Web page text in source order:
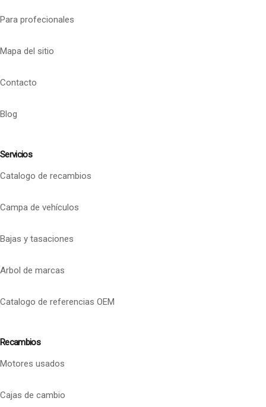
Para profecionales
Mapa del sitio
Contacto
Blog
Servicios
Catalogo de recambios
Campa de vehículos
Bajas y tasaciones
Arbol de marcas
Catalogo de referencias OEM
Recambios
Motores usados
Cajas de cambio